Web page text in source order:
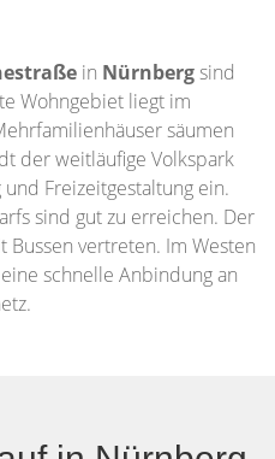
in Nürnbergsind
Wohngebiet liegt im
säumen
der weitläufige Volkspark
Freizeitgestaltung ein.
sind gut zu erreichen. Der
vertreten. Im Westen
schnelle Anbindung an